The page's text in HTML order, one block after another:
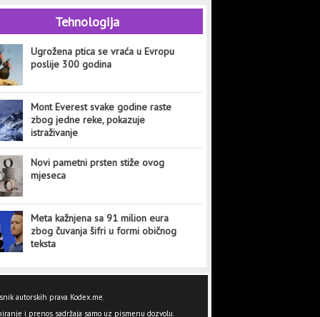
Tehnologija
Ugrožena ptica se vraća u Evropu
poslije 300 godina
Mont Everest svake godine raste
zbog jedne reke, pokazuje
istraživanje
Novi pametni prsten stiže ovog
mjeseca
Meta kažnjena sa 91 milion eura
zbog čuvanja šifri u formi običnog
teksta
autorskih prava Kodex.me.
i prenos sadržaja samo uz pismenu dozvolu.